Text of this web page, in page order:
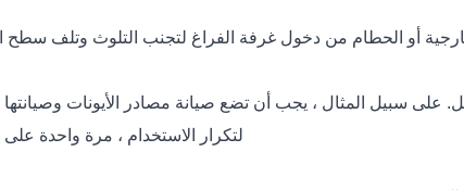
على سبيل المثال ، يجب أن تضع صيانة مصادر الأيونات
لتكرار الاستخدام ، مرة واحدة